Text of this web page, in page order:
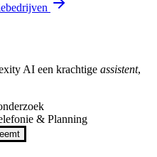
AI een krachtige assistent,
& Planning